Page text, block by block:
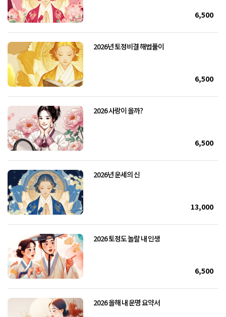
6,500
2026년 토정비결 해법풀이
6,500
2026 사랑이 올까?
6,500
2026년 운세의 신
13,000
2026 토정도 놀랄 내 인생
6,500
2026 올해 내 운명 요약서